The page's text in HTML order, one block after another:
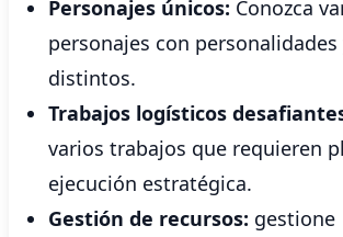
Personajes únicos: Conozca
personajes con
distintos.
Trabajos logísticos
varios trabajos que requieren
ejecución estratégica.
Gestión de recursos: gestione